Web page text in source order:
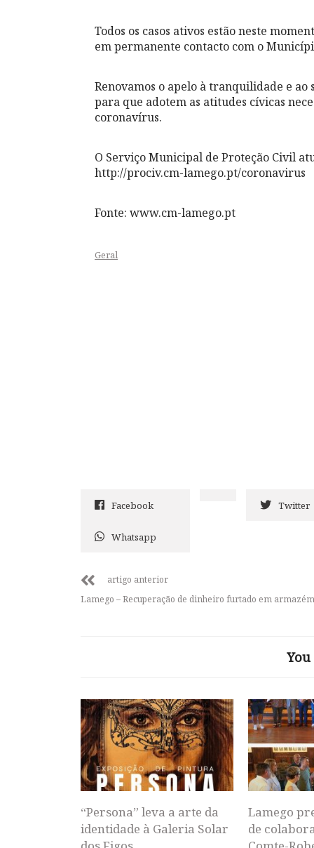
Todos os casos ativos estão neste
em permanente contacto com o
Renovamos o apelo à tranquilidade e
para que adotem as atitudes cívicas
coronavírus.
O Serviço Municipal de Proteção Civil
http://prociv.cm-lamego.pt/coronavirus
Fonte: www.cm-lamego.pt
Geral
Facebook Twitter
Whatsapp
artigo anterior
Lamego – Recuperação de dinheiro furtado em armazém
“Persona” leva a arte da
identidade à Galeria Solar
Lamego
de